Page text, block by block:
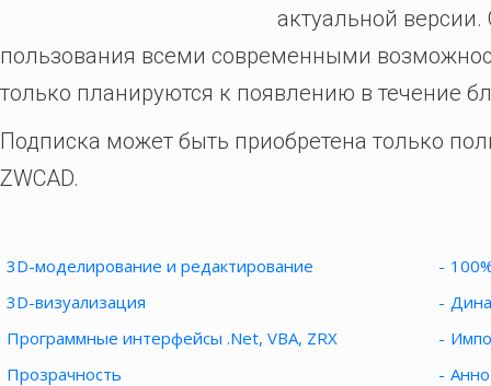
актуальной
пользования всеми современными
только планируются к появлению в течение
Подписка может быть приобретена только
ZWCAD.
3D-моделирование и редактирование
3D-визуализация
Программные интерфейсы .Net, VBA, ZRX
Прозрачность